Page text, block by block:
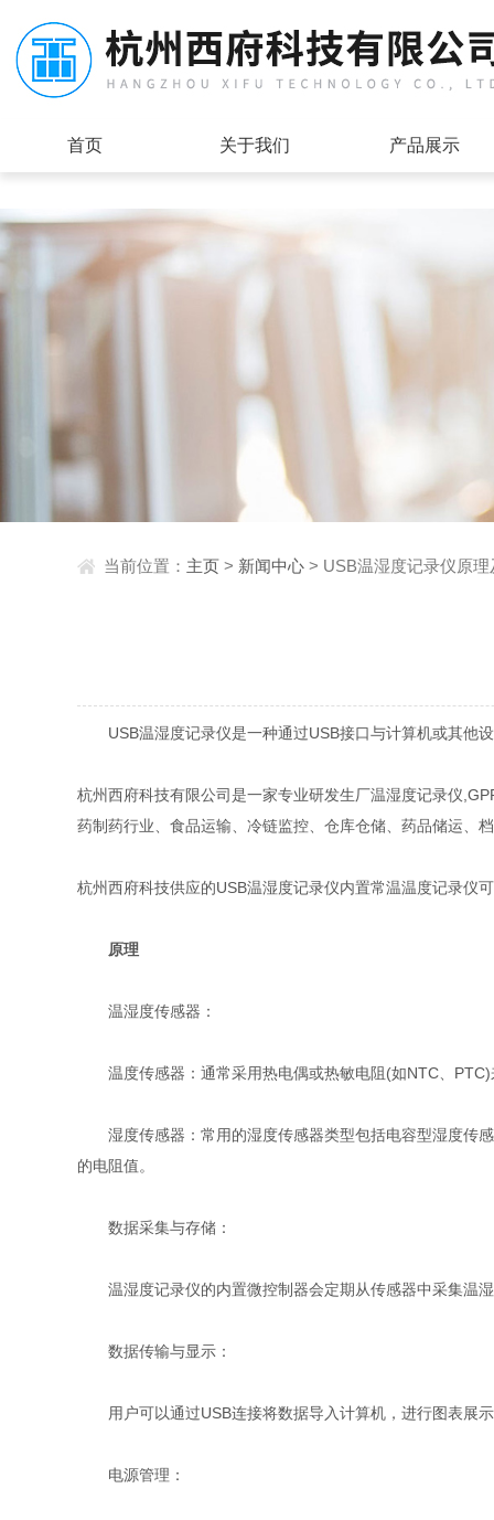
首页 关于我们 产品展示
当前位置： 主页 > 新闻中心 > USB温湿度记录仪原理
USB温湿度记录仪是一种通过USB接口与计算机或其他设
杭州西府科技有限公司是一家专业研发生厂温湿度记录仪
药制药行业、食品运输、冷链监控、仓库仓储、药品储运、
杭州西府科技供应的USB温湿度记录仪内置常温温度记录仪
原理
温湿度传感器：
温度传感器：通常采用热电偶或热敏电阻(如NTC、PTC)
湿度传感器：常用的湿度传感器类型包括电容型湿度传感
的电阻值。
数据采集与存储：
温湿度记录仪的内置微控制器会定期从传感器中采集温湿
数据传输与显示：
用户可以通过USB连接将数据导入计算机，进行图表展示
电源管理：